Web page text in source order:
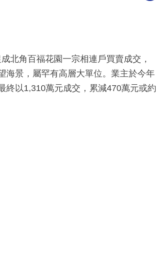
北角百福花園一宗相連戶買賣成交，
海景，屬罕有高層大單位。業主於今年
終以1,310萬元成交，累減470萬元或約